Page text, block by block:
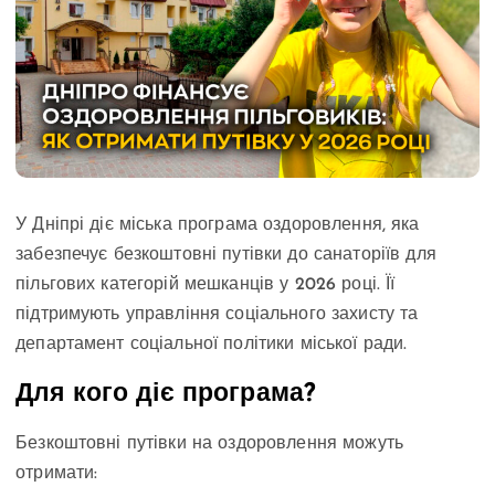
У Дніпрі діє міська програма оздоровлення, яка
забезпечує безкоштовні путівки до санаторіїв для
пільгових категорій мешканців у 2026 році. Її
підтримують управління соціального захисту та
департамент соціальної політики міської ради.
Для кого діє програма?
Безкоштовні путівки на оздоровлення можуть
отримати: